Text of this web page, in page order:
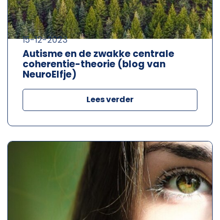
Autisme en de zwakke centrale
coherentie-theorie (blog van
NeuroElfje)
15-12-2023
Lees verder